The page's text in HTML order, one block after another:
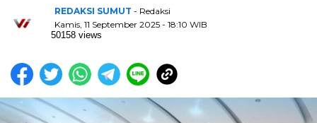
REDAKSI SUMUT - Redaksi
Kamis, 11 September 2025 - 18:10 WIB
50158 views